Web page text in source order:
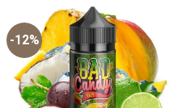
-12%